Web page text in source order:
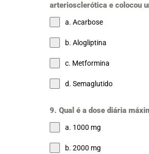
arteriosclerótica e colocou
a. Acarbose
b. Alogliptina
c. Metformina
d. Semaglutido
9. Qual é a dose diária
a. 1000 mg
b. 2000 mg